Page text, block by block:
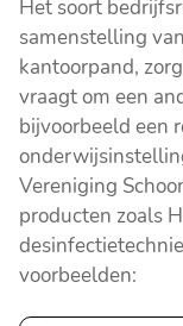
Het soort
samenstelling
kantoorpand,
vraagt om een
bijvoorbeeld een
Vereniging
producten zoals
voorbeelden: